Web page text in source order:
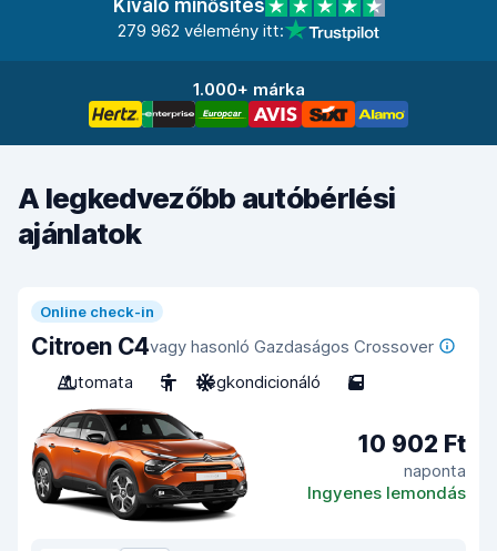
Kiváló minősítés
279 962 vélemény itt:
1.000+ márka
A legkedvezőbb autóbérlési
ajánlatok
Online check-in
Citroen C4vagy hasonló Gazdaságos Crossover
Automata
5 Légkondicionáló 5
10 902 Ft
naponta
Ingyenes lemondás